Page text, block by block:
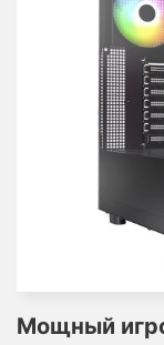
Мощный